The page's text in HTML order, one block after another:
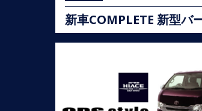
新車COMPLETE 新型バ